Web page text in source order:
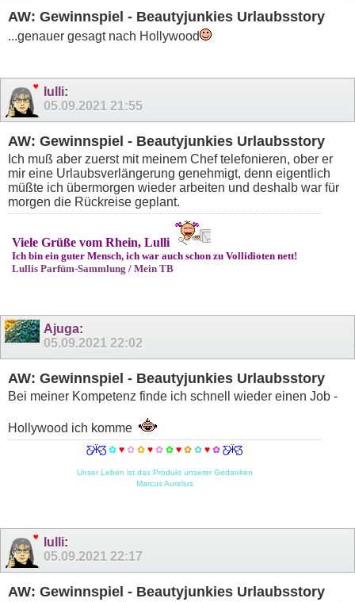
AW: Gewinnspiel - Beautyjunkies Urlaubsstory
...genauer gesagt nach Hollywood
lulli:
05.09.2021 21:55
AW: Gewinnspiel - Beautyjunkies Urlaubsstory
Ich muß aber zuerst mit meinem Chef telefonieren, ober er
mir eine Urlaubsverlängerung genehmigt, denn eigentlich
müßte ich übermorgen wieder arbeiten und deshalb war für
morgen die Rückreise geplant.
Viele Grüße vom Rhein, Lulli
Ich bin ein guter Mensch, ich war auch schon zu Vollidioten nett!
Lullis Parfüm-Sammlung / Mein TB
Ajuga:
05.09.2021 22:02
AW: Gewinnspiel - Beautyjunkies Urlaubsstory
Bei meiner Kompetenz finde ich schnell wieder einen Job -
Hollywood ich komme
Ƹ̵̡Ӝ̵̨̄Ʒ ✿♥✿ ✿ ♥✿✿♥✿✿♥✿Ƹ̵̡Ӝ̵̨̄Ʒ
Unser Leben ist das Produkt unserer Gedanken
Marcus Aurelius
lulli:
05.09.2021 22:17
AW: Gewinnspiel - Beautyjunkies Urlaubsstory